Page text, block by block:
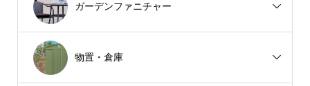
ガーデンファニチャー
物置・倉庫